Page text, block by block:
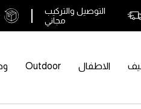
التوصيل والتركيب
مجاني
الاطفال Outdoor